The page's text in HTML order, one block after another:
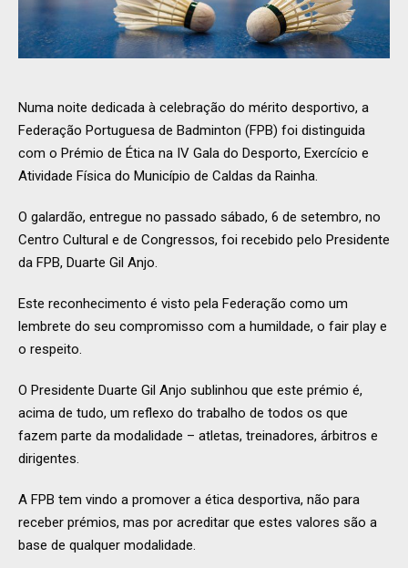
Numa noite dedicada à celebração do mérito desportivo, a
Federação Portuguesa de Badminton (FPB) foi distinguida
com o Prémio de Ética na IV Gala do Desporto, Exercício e
Atividade Física do Município de Caldas da Rainha.
O galardão, entregue no passado sábado, 6 de setembro, no
Centro Cultural e de Congressos, foi recebido pelo Presidente
da FPB, Duarte Gil Anjo.
Este reconhecimento é visto pela Federação como um
lembrete do seu compromisso com a humildade, o fair play e
o respeito.
O Presidente Duarte Gil Anjo sublinhou que este prémio é,
acima de tudo, um reflexo do trabalho de todos os que
fazem parte da modalidade – atletas, treinadores, árbitros e
dirigentes.
A FPB tem vindo a promover a ética desportiva, não para
receber prémios, mas por acreditar que estes valores são a
base de qualquer modalidade.